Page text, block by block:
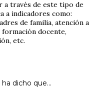
a través de este tipo de
a indicadores como:
de familia, atención a
formación docente,
etc.
ha dicho que…